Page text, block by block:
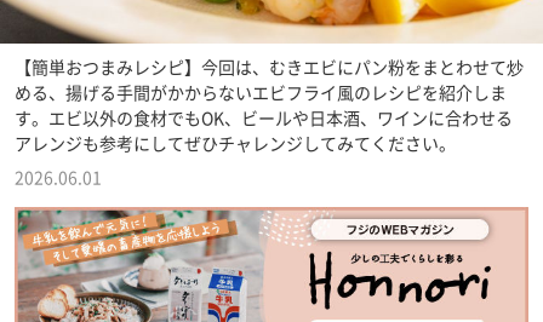
【簡単おつまみレシピ】今回は、むきエビにパン粉をまとわせて炒
める、揚げる手間がかからないエビフライ風のレシピを紹介しま
す。エビ以外の食材でもOK、ビールや日本酒、ワインに合わせる
アレンジも参考にしてぜひチャレンジしてみてください。
2026.06.01